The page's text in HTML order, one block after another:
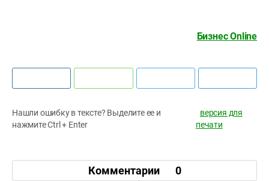
Бизнес Online
Нашли ошибку в тексте? Выделите ее и
нажмите Ctrl + Enter
версия для
печати
Комментарии 0